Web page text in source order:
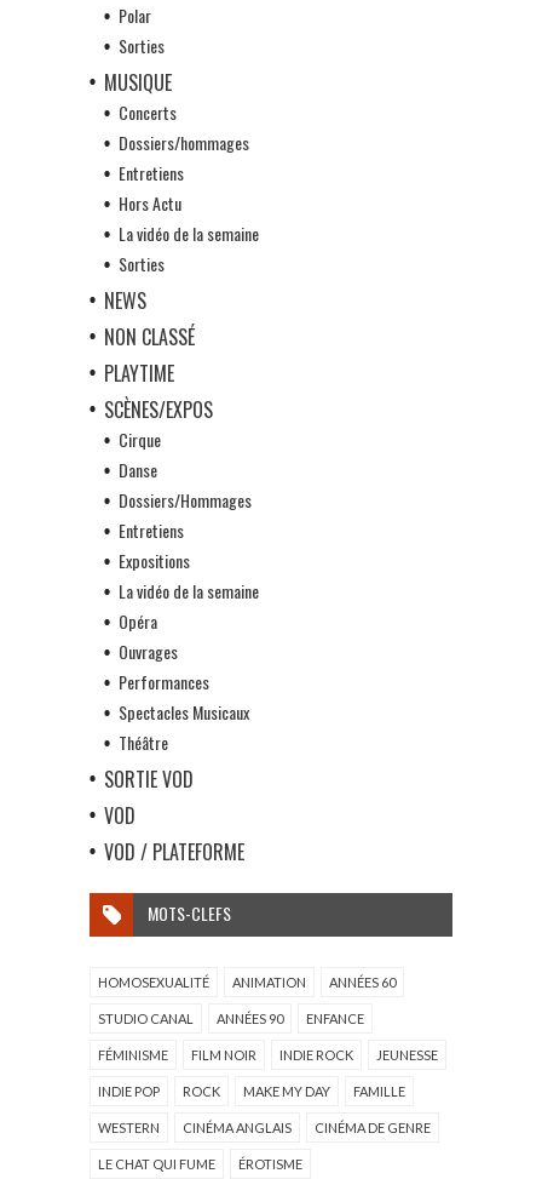
Polar
Sorties
MUSIQUE
Concerts
Dossiers/hommages
Entretiens
Hors Actu
La vidéo de la semaine
Sorties
NEWS
NON CLASSÉ
PLAYTIME
SCÈNES/EXPOS
Cirque
Danse
Dossiers/Hommages
Entretiens
Expositions
La vidéo de la semaine
Opéra
Ouvrages
Performances
Spectacles Musicaux
Théâtre
SORTIE VOD
VOD
VOD / PLATEFORME
MOTS-CLEFS
HOMOSEXUALITÉ ANIMATION ANNÉES 60
STUDIO CANAL ANNÉES 90 ENFANCE
FÉMINISME FILM NOIR INDIE ROCK JEUNESSE
INDIE POP ROCK MAKE MY DAY FAMILLE
WESTERN CINÉMA ANGLAIS CINÉMA DE GENRE
LE CHAT QUI FUME ÉROTISME